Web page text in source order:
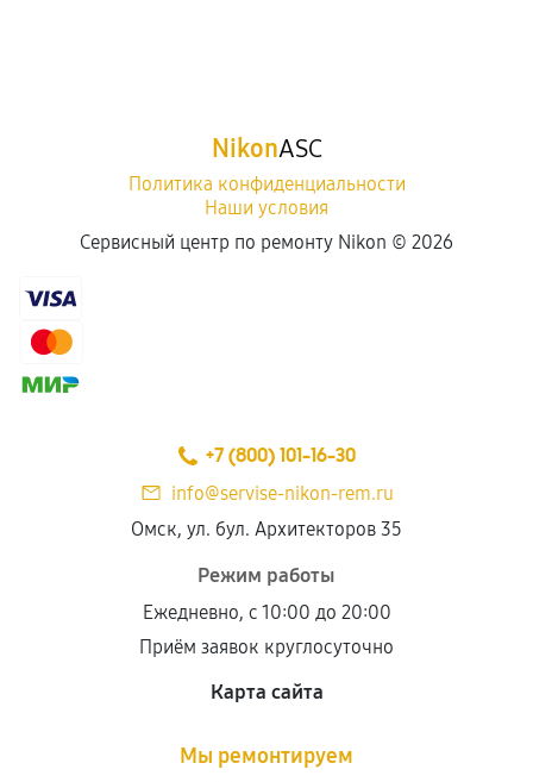
NikonASC
Политика конфиденциальности
Наши условия
Сервисный центр по ремонту Nikon © 2026
+7 (800) 101-16-30
info@servise-nikon-rem.ru
Омск, ул. бул. Архитекторов 35
Режим работы
Ежедневно, с 10:00 до 20:00
Приём заявок круглосуточно
Карта сайта
Мы ремонтируем